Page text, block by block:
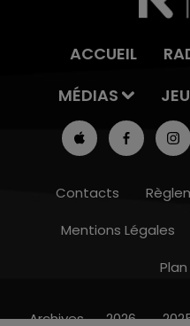
7h00 -
ACCUEIL
MÉDIAS
Contacts
Mentions Légales
Archives 2026